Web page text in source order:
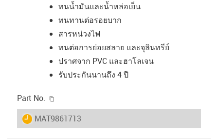
ทนน้ำมันและน้ำหล่อเย็น
ทนทานต่อรอยบาก
สารหน่วงไฟ
ทนต่อการย่อยสลาย และจุลินทรีย์
ปราศจาก PVC และฮาโลเจน
รับประกันนานถึง 4 ปี
Part No.
igus-icon-lieferzeit
MAT9861713